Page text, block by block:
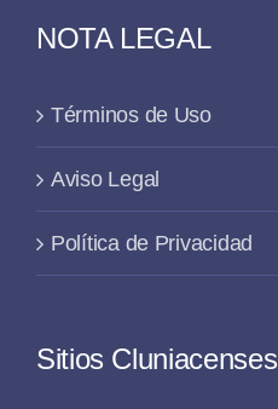
NOTA LEGAL
Términos de Uso
Aviso Legal
Política de Privacidad
Sitios Cluniacenses